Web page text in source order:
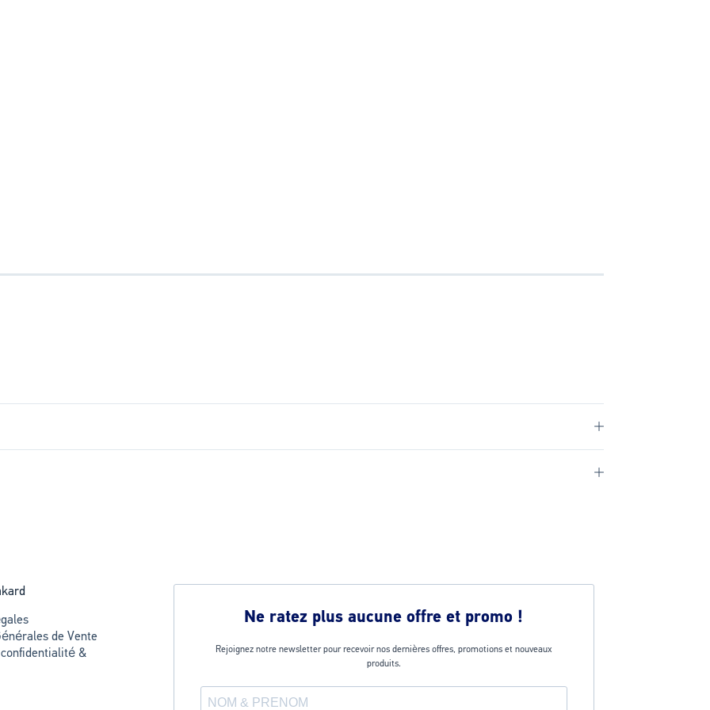
de Vente
&
Ne ratez plus aucune offre et promo !
Rejoignez notre newsletter pour recevoir nos dernières offres, promotions et nouveaux
produits.